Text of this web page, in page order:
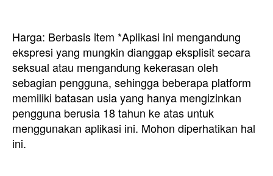
Harga: Berbasis item *Aplikasi ini mengandung
ekspresi yang mungkin dianggap eksplisit secara
seksual atau mengandung kekerasan oleh
sebagian pengguna, sehingga beberapa platform
memiliki batasan usia yang hanya mengizinkan
pengguna berusia 18 tahun ke atas untuk
menggunakan aplikasi ini. Mohon diperhatikan hal
ini.